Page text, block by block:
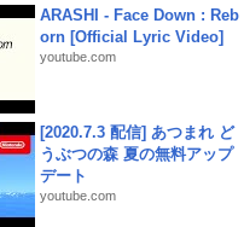
ARASHI - Face Down : Reb
orn [Official Lyric Video]
youtube.com
[2020.7.3 配信] あつまれ ど
うぶつの森 夏の無料アップ
デート
youtube.com